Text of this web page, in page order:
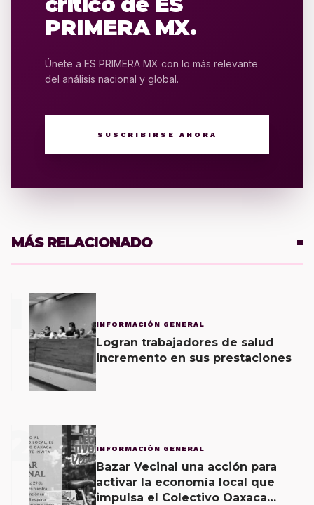
PRIMERA MX.
Únete a ES PRIMERA MX con lo más relevante
del análisis nacional y global.
SUSCRIBIRSE AHORA
MÁS RELACIONADO
INFORMACIÓN GENERAL
Logran trabajadores de salud
incremento en sus prestaciones
2 INFORMACIÓN GENERAL
Bazar Vecinal una acción para
activar la economía local que
impulsa el Colectivo Oaxaca